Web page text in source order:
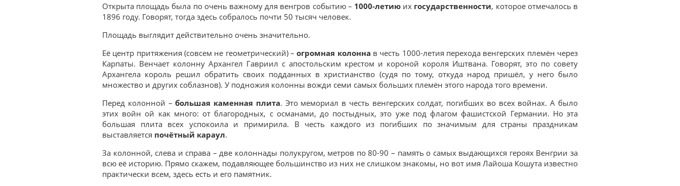
Открыта площадь была по очень важному для венгров событию – 1000-летию их государственности, которое отмечалось в
1896 году. Говорят, тогда здесь собралось почти 50 тысяч человек.
Площадь выглядит действительно очень значительно.
Её центр притяжения (совсем не геометрический) –огромная колонна в честь 1000-летия перехода венгерских племён через
Карпаты. Венчает колонну Архангел Гавриил с апостольским крестом и короной короля Иштвана. Говорят, это по совету
Архангела король решил обратить своих подданных в христианство (судя по тому, откуда народ пришёл, у него было
множество и других соблазнов). У подножия колонны вожди семи самых больших племён этого народа того времени.
Перед колонной –большая каменная плита. Это мемориал в честь венгерских солдат, погибших во всех войнах. А было
этих войн ой как много: от благородных, с османами, до постыдных, это уже под флагом фашистской Германии. Но эта
большая плита всех успокоила и примирила. В честь каждого из погибших по значимым для страны праздникам
выставляется почётный караул.
За колонной, слева и справа – две колоннады полукругом, метров по 80-90 – память о самых выдающихся героях Венгрии за
всю её историю. Прямо скажем, подавляющее большинство из них не слишком знакомы, но вот имя Лайоша Кошута известно
практически всем, здесь есть и его памятник.